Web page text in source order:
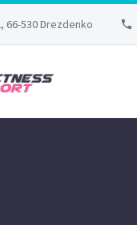
66-530 Drezdenko